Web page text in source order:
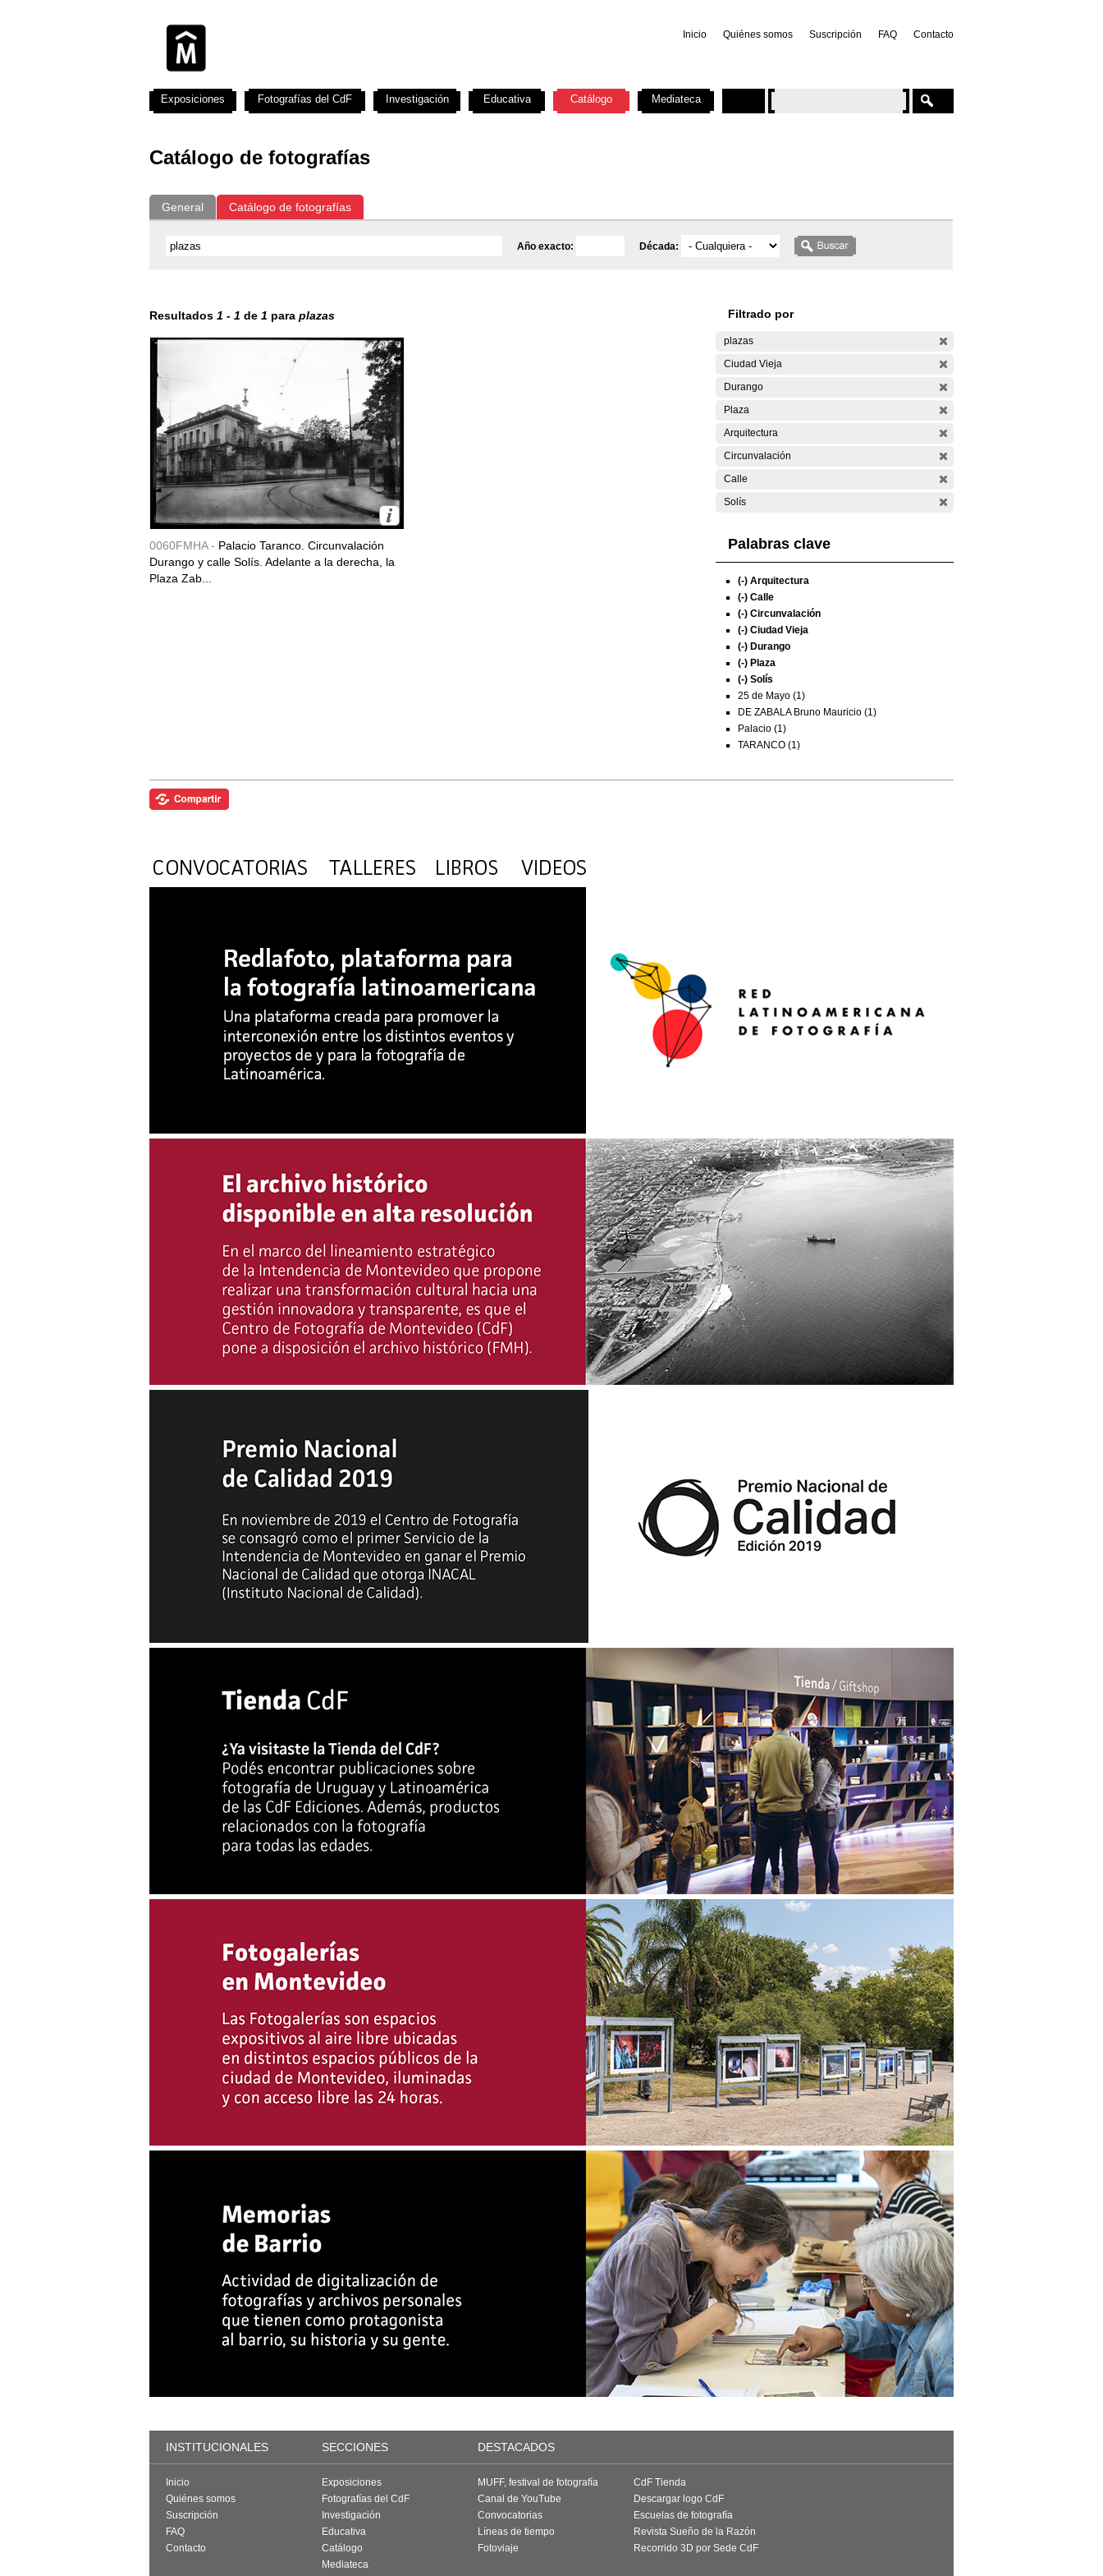
Inicio Quiénes somos Suscripción FAQ Contacto
Catálogo de fotografías
General Catálogo de fotografías
Año exacto: Década:
Resultados 1 - 1 de 1 para plazas
0060FMHA - Palacio Taranco. Circunvalación
Durango y calle Solís. Adelante a la derecha, la
Plaza Zab...
Filtrado por
plazas
Ciudad Vieja
Durango
Plaza
Arquitectura
Circunvalación
Calle
Solís
Palabras clave
(-) Arquitectura
(-) Calle
(-) Circunvalación
(-) Ciudad Vieja
(-) Durango
(-) Plaza
(-) Solís
25 de Mayo (1)
DE ZABALA Bruno Mauricio (1)
Palacio (1)
TARANCO (1)
Exposiciones Fotografías del CdF Investigación Educativa Catálogo Mediateca
INSTITUCIONALES SECCIONES DESTACADOS
Inicio
Quiénes somos
Suscripción
FAQ
Contacto
Exposiciones
Fotografías del CdF
Investigación
Educativa
Catálogo
Mediateca
MUFF, festival de fotografía
Canal de YouTube
Convocatorias
Líneas de tiempo
Fotoviaje
CdF Tienda
Descargar logo CdF
Escuelas de fotografía
Revista Sueño de la Razón
Recorrido 3D por Sede CdF